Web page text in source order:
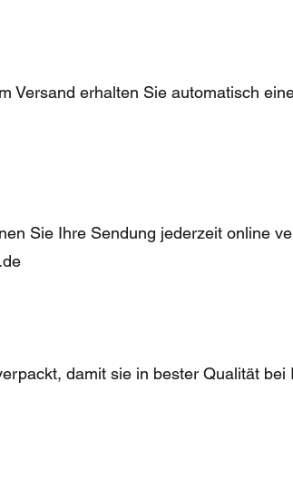
Versand erhalten Sie automatisch
Sie Ihre Sendung jederzeit online
damit sie in bester Qualität bei